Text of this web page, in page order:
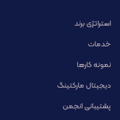
استراتژی برند
خدمات
نمونه کارها
دیجیتال مارکتینگ
پشتیبانی انجمن